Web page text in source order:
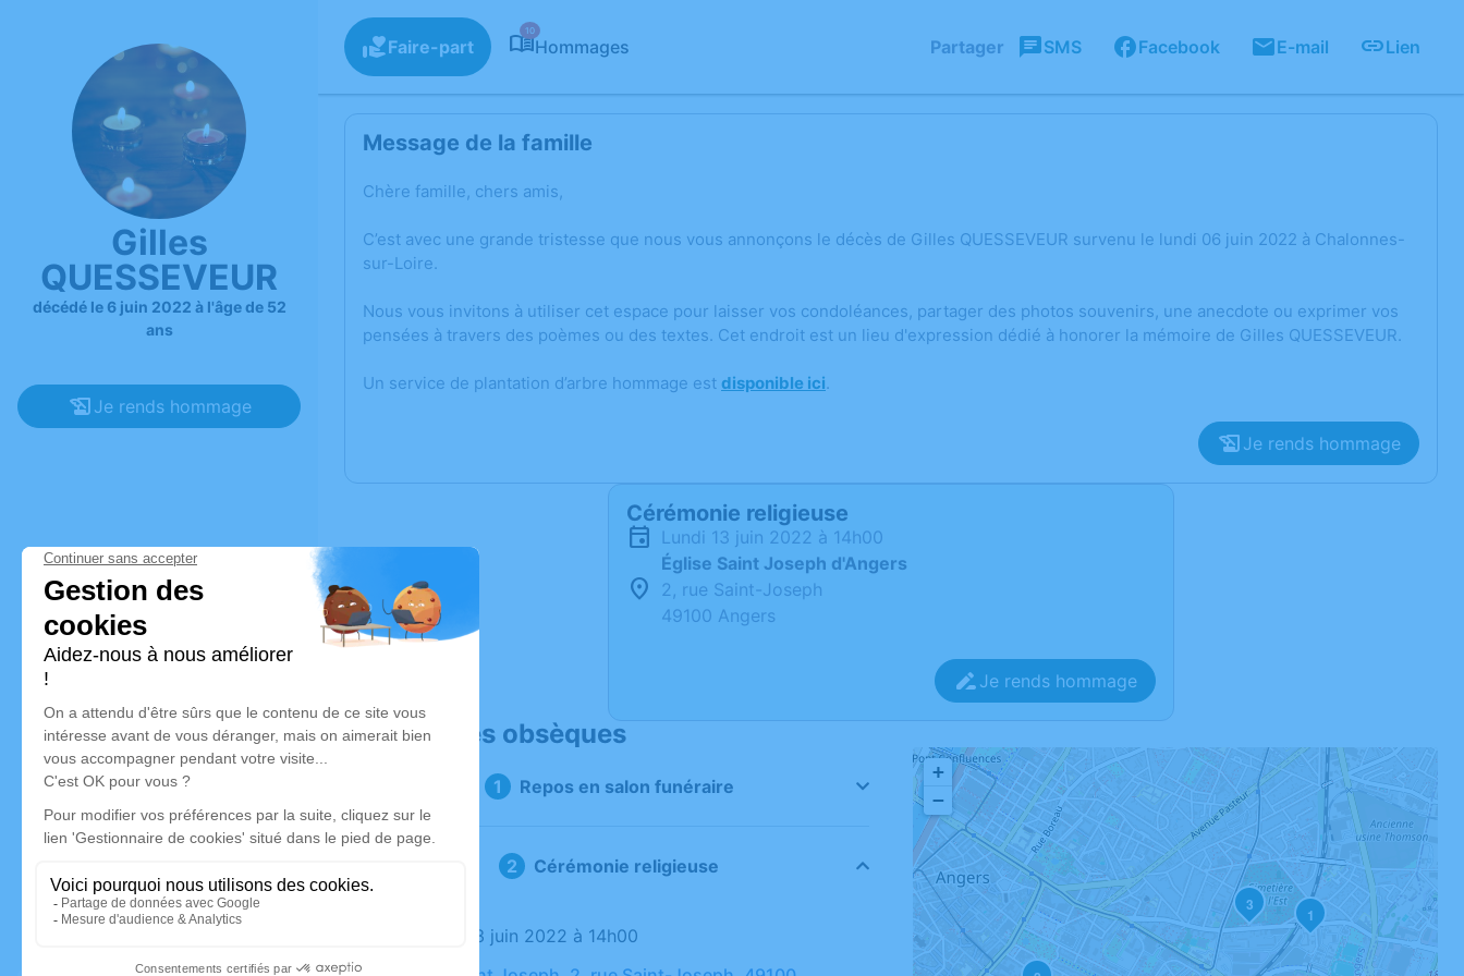
Gilles
QUESSEVEUR
décédé le 6 juin 2022 à l'âge de 52
ans
Je rends hommage
Faire-part
10
Hommages Partager SMS Facebook E-mail Lien
Message de la famille
Chère famille, chers amis,
C’est avec une grande tristesse que nous vous annonçons le décès de Gilles QUESSEVEUR survenu le lundi 06 juin 2022 à Chalonnes-
sur-Loire.
Nous vous invitons à utiliser cet espace pour laisser vos condoléances, partager des photos souvenirs, une anecdote ou exprimer vos
pensées à travers des poèmes ou des textes. Cet endroit est un lieu d'expression dédié à honorer la mémoire de Gilles QUESSEVEUR.
Un service de plantation d’arbre hommage est disponible ici.
Je rends hommage
Cérémonie religieuse
lundi 13 juin 2022 à 14h00
Église Saint Joseph d'Angers
2, rue Saint-Joseph
49100 Angers
Je rends hommage
Déroulé des obsèques
Repos en salon funéraire
Cérémonie religieuse
Le lundi 13 juin 2022 à 14h00
1
3
+
−